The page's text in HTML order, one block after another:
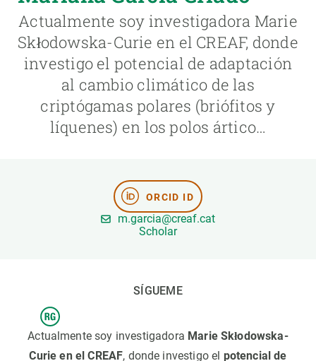
Actualmente soy investigadora Marie
Skłodowska-Curie en el CREAF, donde
investigo el potencial de adaptación
al cambio climático de las
criptógamas polares (briófitos y
líquenes) en los polos ártico…
ORCID ID
m.garcia@creaf.cat
Scholar
SÍGUEME
Actualmente soy investigadora Marie Skłodowska-
Curie en el CREAF, donde investigo el potencial de
NOTICIAS Y AGENDA